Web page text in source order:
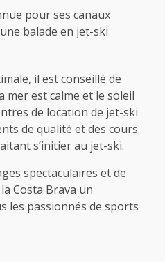
pour ses canaux
balade en jet-ski
il est conseillé de
mer est calme et le soleil
de location de jet-ski
de qualité et des cours
s’initier au jet-ski.
spectaculaires et de
Costa Brava un
les passionnés de sports